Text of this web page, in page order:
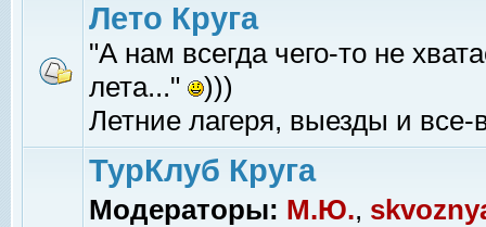
Лето Круга
"А нам всегда чего-то не
лета..."
)))
Летние лагеря, выезды и все-
ТурКлуб Круга
Модераторы: М.Ю.,